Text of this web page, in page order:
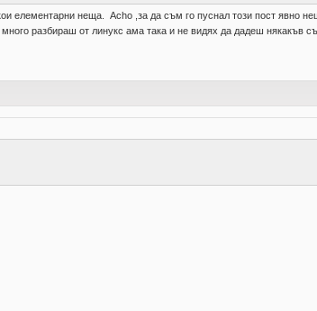
елементарни неща. Acho ,за да съм го пуснал този пост явно
разбираш от линукс ама така и не видях да дадеш някакъв